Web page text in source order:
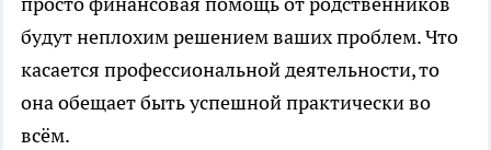
будут неплохим решением ваших проблем. Что
касается профессиональной деятельности, то
она обещает быть успешной практически во
всём.